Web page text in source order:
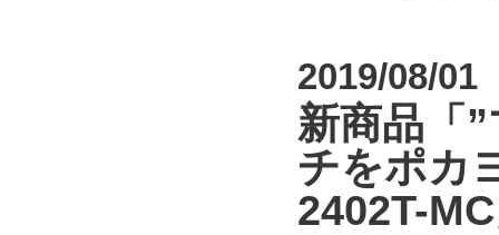
2019/08/01
新商品「
チをポカ
2402T-